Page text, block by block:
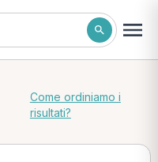
Come ordiniamo i
risultati?